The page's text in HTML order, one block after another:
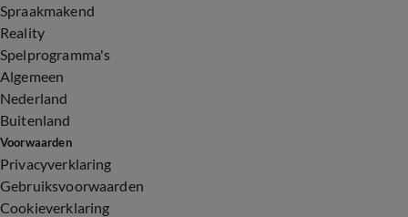
Spraakmakend
Reality
Spelprogramma's
Algemeen
Nederland
Buitenland
Voorwaarden
Privacyverklaring
Gebruiksvoorwaarden
Cookieverklaring